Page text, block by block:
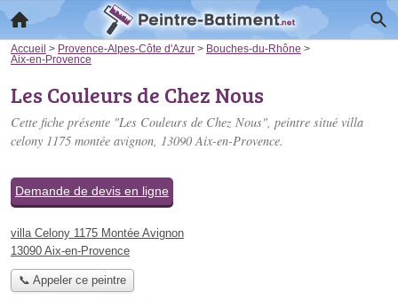
Accueil > Provence-Alpes-Côte d'Azur > Bouches-du-Rhône >
Aix-en-Provence
Les Couleurs de Chez Nous
Cette fiche présente "Les Couleurs de Chez Nous", peintre situé villa
celony 1175 montée avignon, 13090 Aix-en-Provence.
Demande de devis en ligne
villa Celony 1175 Montée Avignon
13090 Aix-en-Provence
📞 Appeler ce peintre